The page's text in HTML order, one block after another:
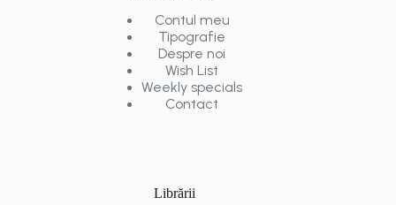
Contul meu
Tipografie
Despre noi
Wish List
Weekly specials
Contact
Librării